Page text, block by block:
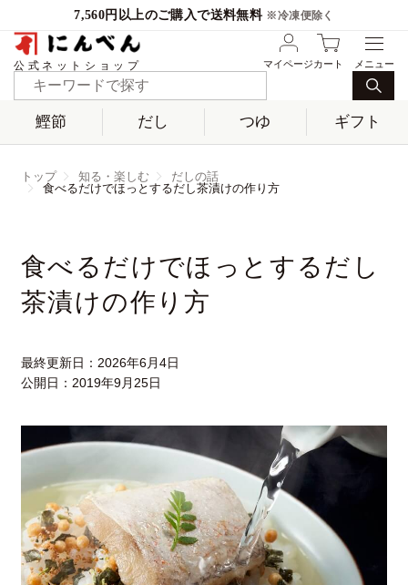
7,560円以上のご購入で送料無料 ※冷凍便除く
公式ネットショップ マイページカート
鰹節 だし つゆ ギフト
トップ 知る・楽しむ
だしの話
食べるだけでほっとするだし茶漬けの作り方
食べるだけでほっとするだし
茶漬けの作り方
最終更新日： 2026年6月4日
公開日： 2019年9月25日